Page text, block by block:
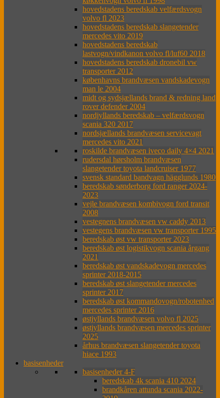
hovedstadens beredskab velfærdsvogn
volvo fl 2023
hovedstadens beredskab slangetender
mercedes vito 2019
hovedstadens beredskab
lastvogn/vindkanon volvo fl/luf60 2018
hovedstadens beredskab dronebil vw
transporter 2012
københavns brandvæsen vandskadevogn
man le 2004
midt og sydsjællands brand & redning land
rover defender 2004
nordjyllands beredskab – velfærdsvogn
scania 320 2017
nordsjællands brandvæsen servicevagt
mercedes vito 2021
roskilde brandvæsen iveco daily 4×4 2021
rudersdal hørsholm brandvæsen
slangetender toyota landcruiser 1977
svensk standard bandvagn hägglunds 1980
beredskab sønderborg ford ranger 2024-
2023
vejle brandvæsen kombivogn ford transit
2008
vestegnens brandvæsen vw caddy 2013
vestegens brandvæsen vw transporter 1995
beredskab øst vw transporter 2023
beredskab øst logistikvogn scania årgang
2021
beredskab øst vandskadevogn mercedes
sprinter 2018-2015
beredskab øst slangetender mercedes
sprinter 2017
beredskab øst kommandovogn/robotenhed
mercedes sprinter 2016
østjyllands brandvæsen volvo fl 2025
østjyllands brandvæsen mercedes sprinter
2025
århus brandvæsen slangetender toyota
hiace 1993
basisenheder
basisenheder 4-F
beredskab 4k scania 410 2024
brandkåren attunda scania 2022-